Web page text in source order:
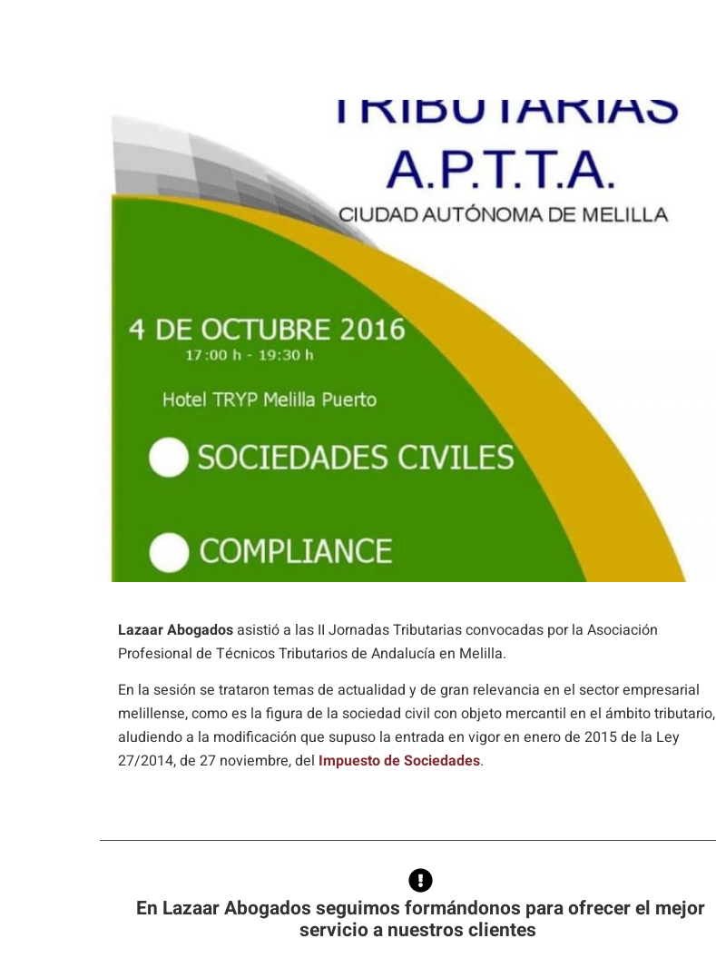
Lazaar Abogados asistió a las II Jornadas Tributarias convocadas por la Asociación
Profesional de Técnicos Tributarios de Andalucía en Melilla.
En la sesión se trataron temas de actualidad y de gran relevancia en el sector empresarial
melillense, como es la figura de la sociedad civil con objeto mercantil en el ámbito tributario,
aludiendo a la modificación que supuso la entrada en vigor en enero de 2015 de la Ley
27/2014, de 27 noviembre, del Impuesto de Sociedades.
En Lazaar Abogados seguimos formándonos para ofrecer el mejor
servicio a nuestros clientes